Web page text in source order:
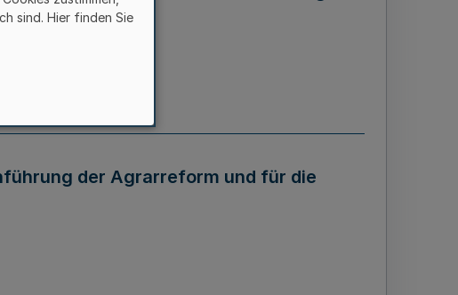
der Agrarreform und für die
sind. Hier finden Sie